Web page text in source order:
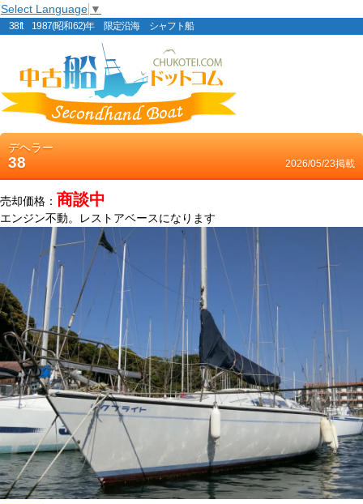
Select Language ▼
38ft 1987(昭和62)年 限定沿海 シャフト船
デヘラー
38 2026/05/23掲載
売却価格： 商談中
エンジン不動。レストアベースになります